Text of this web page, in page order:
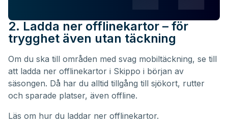
2. Ladda ner offlinekartor – för
trygghet även utan täckning
Om du ska till områden med svag mobiltäckning, se till
att ladda ner offlinekartor i Skippo i början av
säsongen. Då har du alltid tillgång till sjökort, rutter
och sparade platser, även offline.
Läs om hur du laddar ner offlinekartor.